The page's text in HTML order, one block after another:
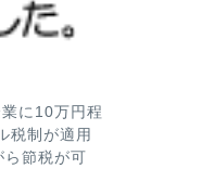
に10万円程
税制が適用
ら節税が可